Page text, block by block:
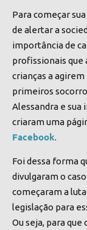
Para começar
de alertar a
importância de
profissionais que
crianças a agirem
primeiros
Alessandra e sua
criaram uma
Facebook.
Foi dessa forma
divulgaram o
começaram a
legislação para
Ou seja, para que